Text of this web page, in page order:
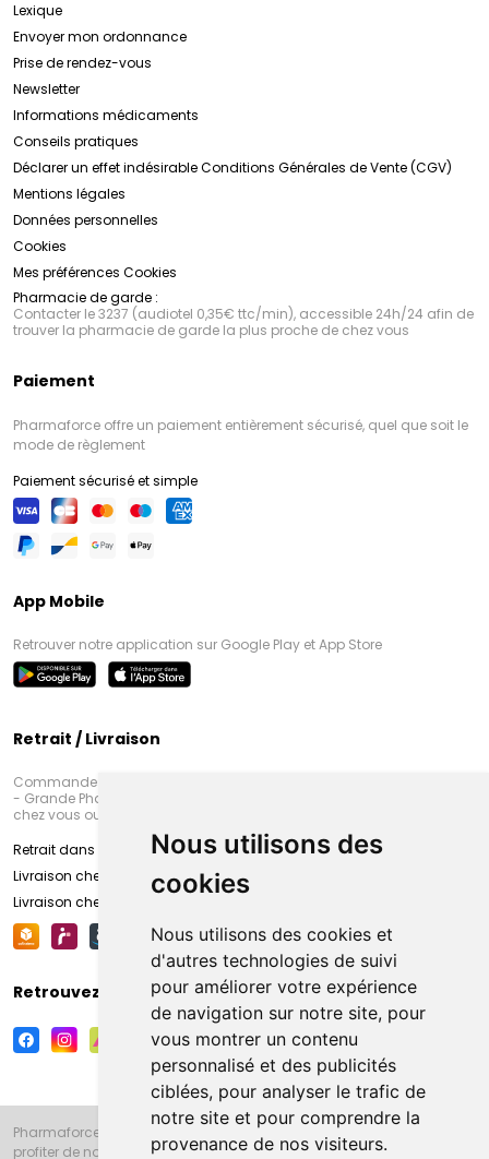
Nous utilisons des
cookies
Nous utilisons des cookies et
d'autres technologies de suivi
pour améliorer votre expérience
de navigation sur notre site, pour
vous montrer un contenu
personnalisé et des publicités
ciblées, pour analyser le trafic de
notre site et pour comprendre la
provenance de nos visiteurs.
Lexique
Envoyer mon ordonnance
Prise de rendez-vous
Newsletter
Informations médicaments
Conseils pratiques
Déclarer un effet indésirableConditions Générales de Vente (CGV)
Mentions légales
Données personnelles
Cookies
Mes préférences Cookies
Pharmacie de garde :
Contacter le 3237 (audiotel 0,35€ ttc/min), accessible 24h/24 afin de
trouver la pharmacie de garde la plus proche de chez vous
Paiement
Pharmaforce offre un paiement entièrement sécurisé, quel que soit le
mode de règlement
Paiement sécurisé et simple
App Mobile
Retrouver notre application sur Google Play et App Store
Retrait / Livraison
Commandez en ligne et venez chercher votre commande à Amiens
- Grande Pharmacie d’Amiens (Fachon) ou recevez-là rapidement
chez vous ou en point retrait
Retrait dans la pharmacie d’Amiens
Livraison chez vous
Livraison chez votre commerçant
Retrouvez-nous sur vos réseaux sociaux
Pharmaforce.fr et la Grande Pharmacie d’Amiens vous souhaitent de
profiter de notre accueil, de nos conseils pharmaceutiques,